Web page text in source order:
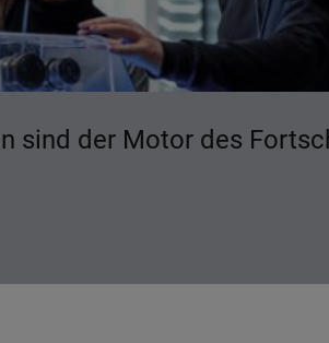
sind der Motor des